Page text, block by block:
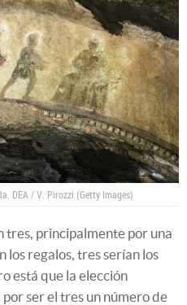
DEA / V. Pirozzi (Getty Images)
tres, principalmente por una
los regalos, tres serían los
está que la elección
ser el tres un número de